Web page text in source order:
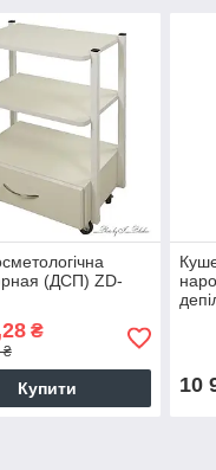
(ДСП) ZD-
₴
₴
Купити 10